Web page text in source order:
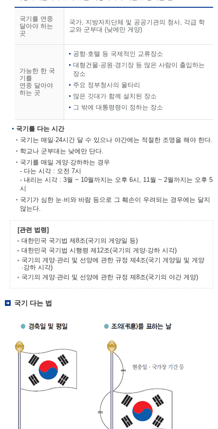
국기를 연중
달아야 하는
곳
국가, 지방자치단체 및 공공기관의 청사, 각급 학
교와 군부대 (낮에만 게양)
가능한 한 국
기를
연중 달아야
하는 곳
공항·호텔 등 국제적인 교류장소
대형건물·공원·경기장 등 많은 사람이 출입하는
장소
주요 정부청사의 울타리
많은 깃대가 함께 설치된 장소
그 밖에 대통령령이 정하는 장소
국기를 다는 시간
국기는 매일·24시간 달 수 있으나 야간에는 적절한 조명을 해야 한다.
학교나 군부대는 낮에만 단다.
국기를 매일 게양·강하하는 경우
- 다는 시각 : 오전 7시
- 내리는 시각 : 3월 ~ 10월까지는 오후 6시, 11월 ~ 2월까지는 오후 5
시
국기가 심한 눈·비와 바람 등으로 그 훼손이 우려되는 경우에는 달지
않는다.
[관련 법령]
대한민국 국기법 제8조(국기의 게양일 등)
대한민국 국기법 시행령 제12조(국기의 게양·강하 시각)
국기의 게양·관리 및 선양에 관한 규정 제4조(국기 게양일 및 게양
·강하 시각)
국기의 게양·관리 및 선양에 관한 규정 제8조(국기의 야간 게양)
국기 다는 법